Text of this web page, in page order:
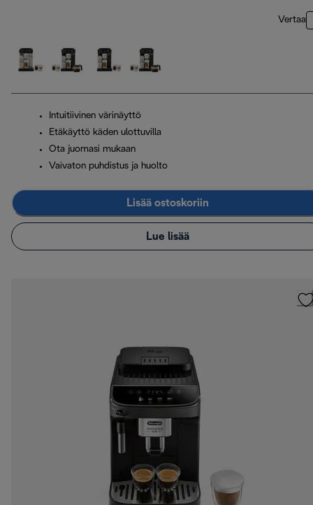
Vertaa
Intuitiivinen värinäyttö
Etäkäyttö käden ulottuvilla
Ota juomasi mukaan
Vaivaton puhdistus ja huolto
Lisää ostoskoriin
Lue lisää